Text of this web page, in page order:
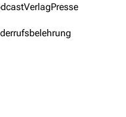
VerlagPresse